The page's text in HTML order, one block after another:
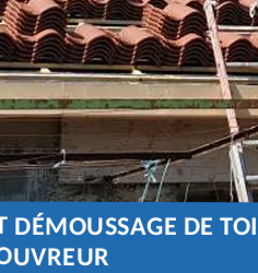
DÉMOUSSAGE DE